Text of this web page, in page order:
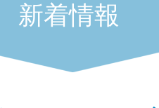
ス
ウ
新着情報